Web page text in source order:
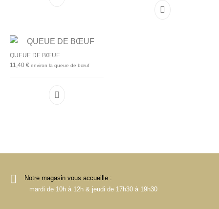
QUEUE DE BŒUF
11,40 € environ la queue de bœuf
Notre magasin vous accueille :
mardi de 10h à 12h & jeudi de 17h30 à 19h30